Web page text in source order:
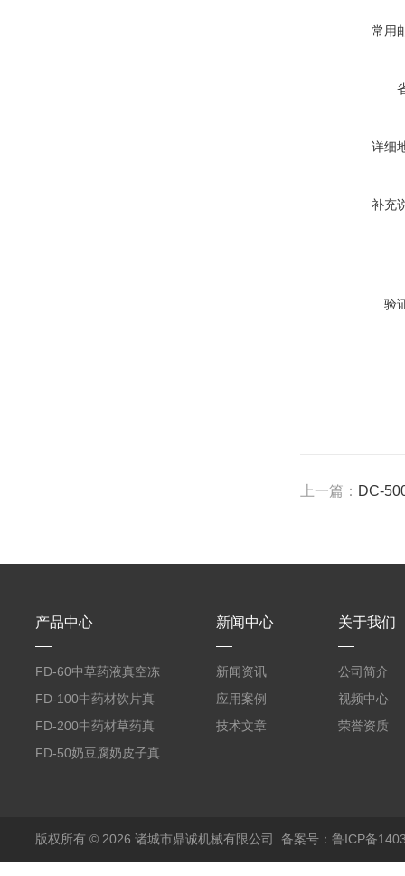
常用
详细
补充
验
上一篇： DC-
产品中心
FD-60中草药液真空冻
干机
FD-100中药材饮片真
空冻干机
FD-200中药材草药真
空冻干机
FD-50奶豆腐奶皮子真
新闻中心
新闻资讯
应用案例
技术文章
关于我们
公司简介
视频中心
荣誉资质
版权所有 © 2026 诸城市鼎诚机械有限公司 备案号：鲁ICP备